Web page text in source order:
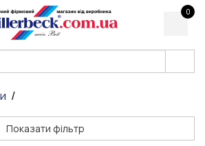
0
Показати фільтр